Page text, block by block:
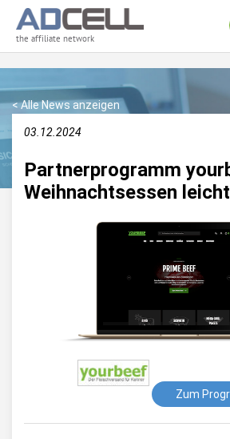
the affiliate network
< Alle News anzeigen
03.12.2024
Partnerprogramm
Weihnachtsessen
Zum